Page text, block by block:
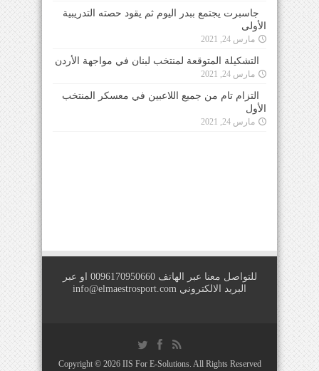
جاسبرت يجتمع ببدر اليوم ثم يقود حصته التدريبية
الأولى
مارس 24, 2021
التشكيلة المتوقعة لمنتخب لبنان في مواجهة الأردن
مارس 24, 2021
التزام تام من جميع اللاعبين في معسكر المنتخب
الأول
مارس 24, 2021
للتواصل معنا عبر الهاتف 0096170950660 او عبر
البريد الالكتروني info@elmaestrosport.com
Copyright © 2026 IIS For E-Solutions. All Rights Reserved